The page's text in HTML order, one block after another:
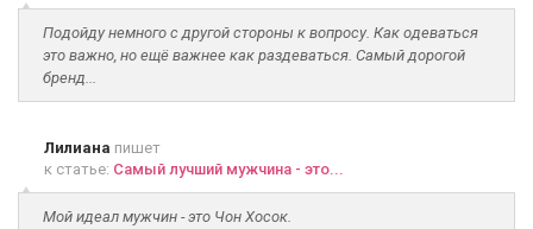
Подойду немного с другой стороны к вопросу. Как одеваться
это важно, но ещё важнее как раздеваться. Самый дорогой
бренд...
Лилиана пишет
к статье: Самый лучший мужчина - это...
Мой идеал мужчин - это Чон Хосок.